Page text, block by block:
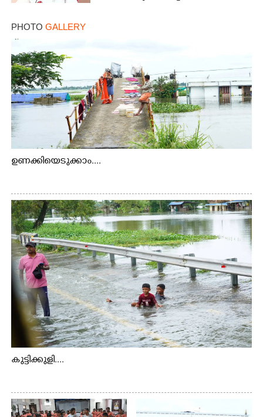
PHOTO GALLERY
ഉണക്കിയെടുക്കാം....
കുട്ടിക്കുളി....